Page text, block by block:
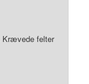
Krævede felter